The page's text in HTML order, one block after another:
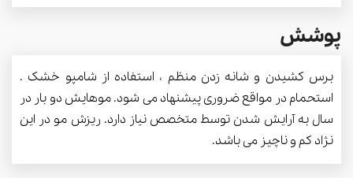
پوشش
برس کشیدن و شانه زدن منظم ، استفاده از شامپو خشک .
استحمام در مواقع ضروری پیشنهاد می شود. موهایش دو بار در
سال به آرایش شدن توسط متخصص نیاز دارد. ریزش مو در این
نژاد کم و ناچیز می باشد.